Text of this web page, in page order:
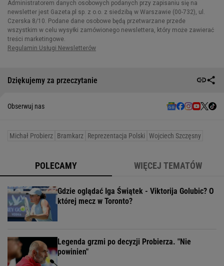
Dziękujemy za przeczytanie
Obserwuj nas
Michał Probierz Bramkarz Reprezentacja Polski Wojciech Szczęsny
POLECAMY WIĘCEJ TEMATÓW
Gdzie oglądać Iga Świątek - Viktorija Golubic? O
której mecz w Toronto?
Legenda grzmi po decyzji Probierza. "Nie
powinien"